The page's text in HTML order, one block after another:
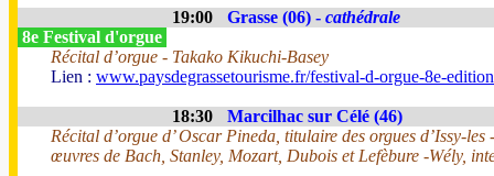
19:00 Grasse (06) - cathédrale
8e Festival d'orgue
Récital d’orgue - Takako Kikuchi-Basey
Lien : www.paysdegrassetourisme.fr/festival-d-orgue-8e-
18:30
Marcilhac sur Célé (46)
Récital d’orgue d’ Oscar Pineda, titulaire des orgues d’Issy-
œuvres de Bach, Stanley, Mozart, Dubois et Lefèbure -Wély,